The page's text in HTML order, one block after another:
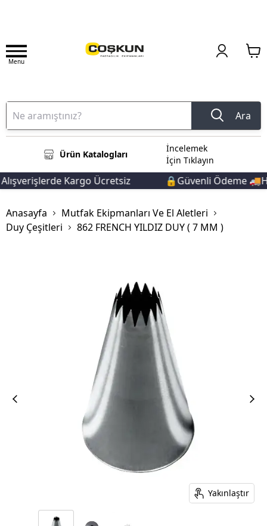
Menu
Ara
Ürün Katalogları
İncelemek
İçin Tıklayın
Kargo Ücretsiz 🔒Güvenli Ödeme
Anasayfa
Mutfak Ekipmanları Ve El Aletleri
Duy Çeşitleri
862 FRENCH YILDIZ DUY ( 7 MM )
Yakınlaştır